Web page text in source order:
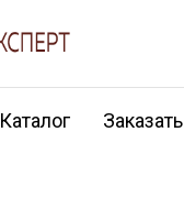
Каталог Заказать